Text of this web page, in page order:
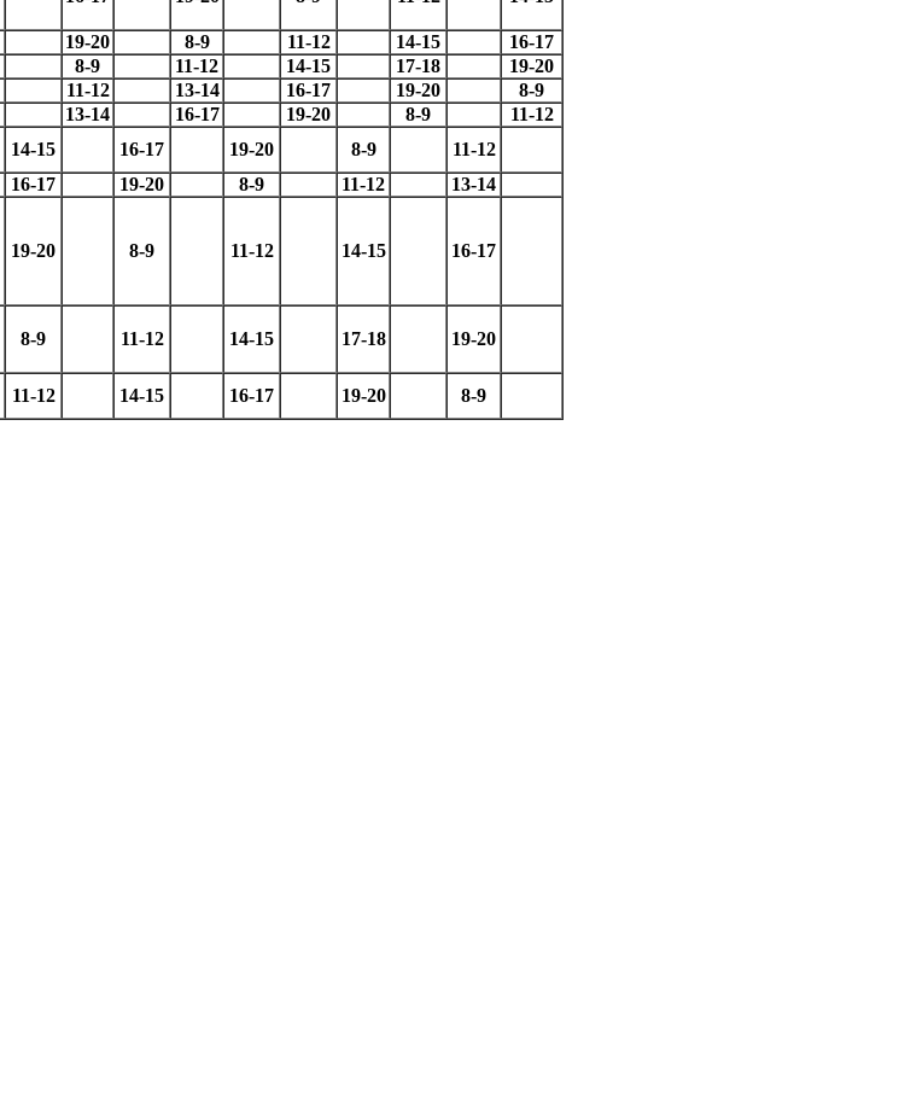
19-20 8-9 11-12 14-15
16-17
8-9 11-12 14-15 17-18
19-20
11-12 13-14 16-17 19-20
8-9
13-14 16-17 19-20 8-9
11-12
14-15 16-17 19-20 8-9
11-12
16-17 19-20 8-9 11-12
13-14
19-20 8-9 11-12 14-15 16-17
8-9 11-12 14-15 17-18 19-20
11-12 14-15 16-17 19-20 8-9